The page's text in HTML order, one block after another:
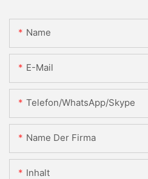
Name
E-Mail
Telefon/WhatsApp/Skype
Name Der Firma
Inhalt